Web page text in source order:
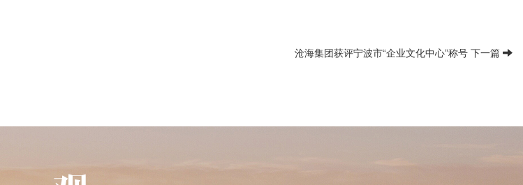
沧海集团获评宁波市“企业文化中心”称号 下一篇